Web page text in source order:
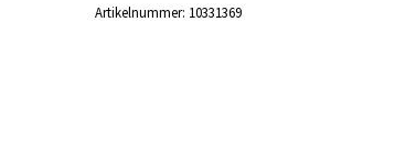
Artikelnummer: 10331369